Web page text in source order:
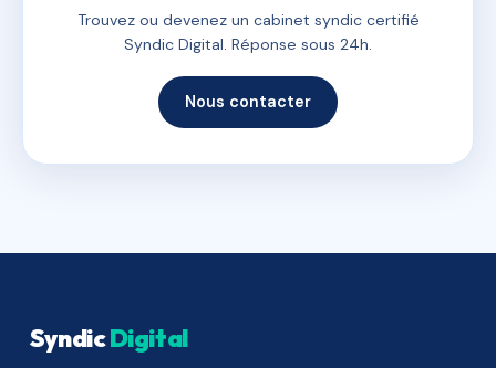
Trouvez ou devenez un cabinet syndic certifié
Syndic Digital. Réponse sous 24h.
Nous contacter
SyndicDigital